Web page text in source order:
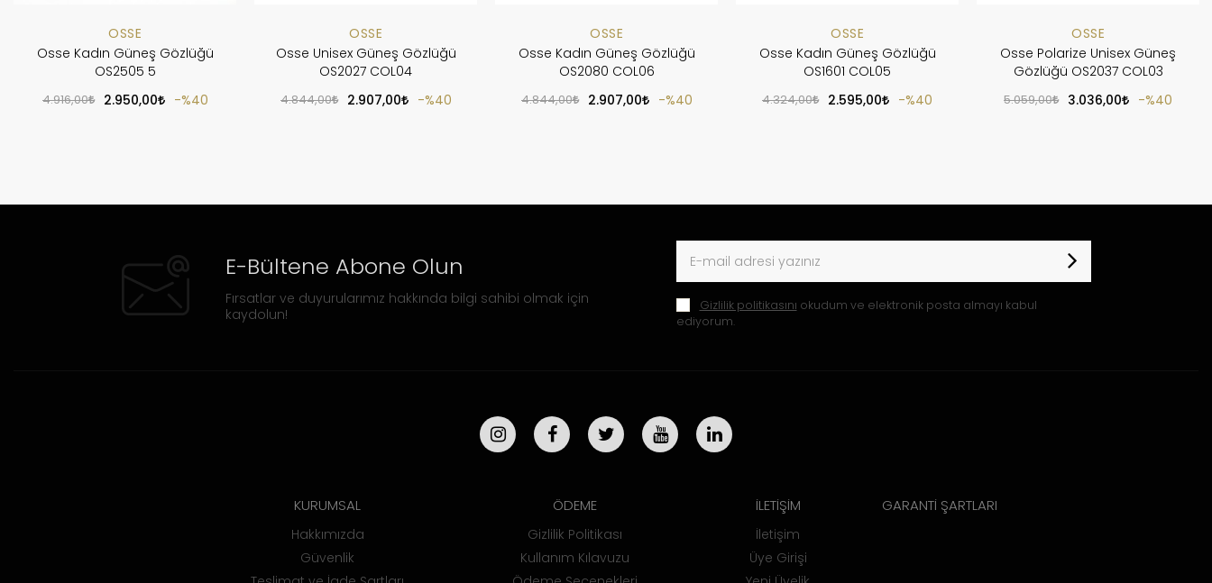
OSSE
Osse Kadın Güneş Gözlüğü
OS2505 5
4.916,00 2.950,00 %40
OSSE
Osse Unisex Güneş Gözlüğü
OS2027 COL04
4.844,00 2.907,00 %40
OSSE
Osse Kadın Güneş Gözlüğü
OS2080 COL06
4.844,00 2.907,00 %40
OSSE
Osse Kadın Güneş Gözlüğü
OS1601 COL05
4.324,00 2.595,00 %40
OSSE
Osse Polarize Unisex Güneş
Gözlüğü OS2037 COL03
5.059,00 3.036,00 %40
E-Bültene Abone Olun
Fırsatlar ve duyurularımız hakkında bilgi sahibi olmak için
kaydolun!
Gizlilik politikasını okudum ve elektronik posta almayı kabul
ediyorum.
KURUMSAL
Hakkımızda
Güvenlik
ÖDEME
Gizlilik Politikası
Kullanım Kılavuzu
İLETİŞİM
İletişim
Üye Girişi
GARANTİ ŞARTLARI